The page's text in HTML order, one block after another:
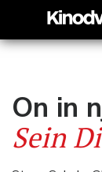
On in
Sein